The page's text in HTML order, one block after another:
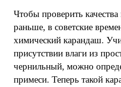
Чтобы проверить качества
раньше, в советские
химический карандаш.
присутствии влаги из
чернильный, можно
примеси. Теперь такой